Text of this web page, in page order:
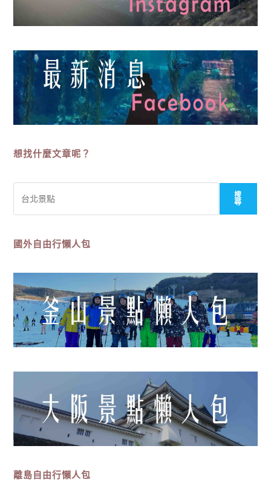
想找什麼文章呢？
尋
搜
尋
國外自由行懶人包
離島自由行懶人包